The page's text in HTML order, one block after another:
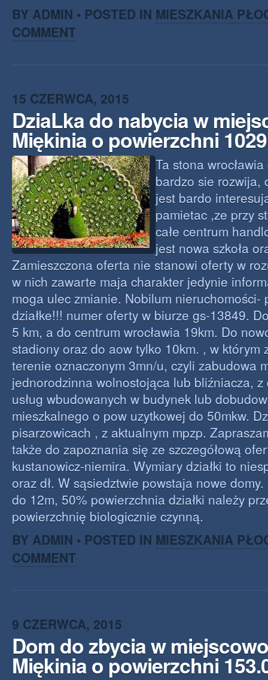
BY ADMIN • POSTED IN MIESZKANIA
COMMENT
15 CZERWCA, 2015
DziaLka do nabycia w
Miękinia o powierzchni
Ta stona
bardzo sie rozwija,
jest bardo
pamietac ,ze przy
całe centrum
jest nowa szkoła
Zamieszczona oferta nie stanowi oferty w
w nich zawarte maja charakter jedynie
moga ulec zmianie. Nobilum nieruchomości-
działke!!! numer oferty w biurze gs-13849.
5 km, a do centrum wrocławia 19km. Do
stadiony oraz do aow tylko 10km. , w którym
terenie oznaczonym 3mn/u, czyli zabudowa
jednorodzinna wolnostojąca lub bliźniacza, z
usług wbudowanych w budynek lub
mieszkalnego o pow uzytkowej do 50mkw.
pisarzowicach , z aktualnym mpzp.
także do zapoznania się ze szczegółową
kustanowicz-niemira. Wymiary działki to
oraz dł. W sąsiedztwie powstaja nowe
do 12m, 50% powierzchnia działki należy
powierzchnię biologicznie czynną.
BY ADMIN • POSTED IN MIESZKANIA
COMMENT
9 CZERWCA, 2015
Dom do zbycia w
Miękinia o powierzchni